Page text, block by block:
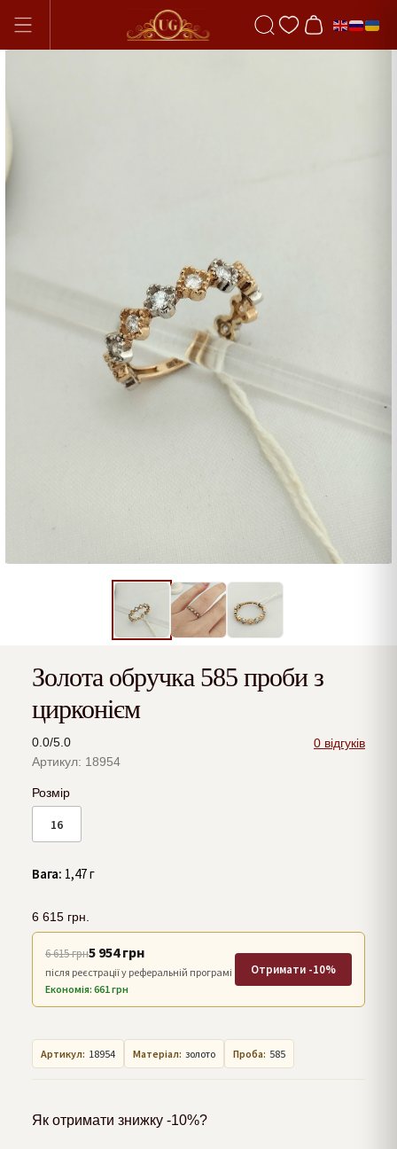
Золота обручка 585 проби з
цирконієм
0.0/5.0
0 відгуків
Артикул: 18954
Розмір
16
Вага: 1,47 г
6 615 грн.
6 615 грн5 954 грн
після реєстрації у реферальній програмі
Економія: 661 грн
Отримати -10%
Артикул: 18954 Матеріал: золото Проба: 585
Як отримати знижку -10%?